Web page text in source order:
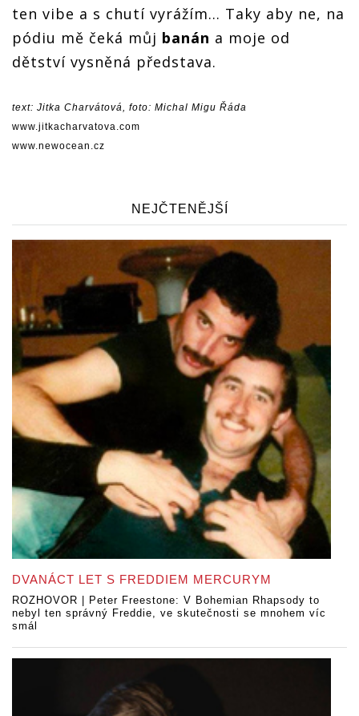
ten vibe a s chutí vyrážím… Taky aby ne, na
pódiu mě čeká můj banán a moje od
dětství vysněná představa.
text: Jitka Charvátová, foto: Michal Migu Řáda
www.jitkacharvatova.com
www.newocean.cz
NEJČTENĚJŠÍ
DVANÁCT LET S FREDDIEM MERCURYM
ROZHOVOR | Peter Freestone: V Bohemian Rhapsody to
nebyl ten správný Freddie, ve skutečnosti se mnohem víc
smál